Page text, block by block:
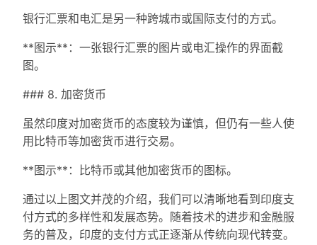
银行汇票和电汇是另一种跨城市或国际支付的方式。
**图示**：一张银行汇票的图片或电汇操作的界面截
图。
### 8. 加密货币
虽然印度对加密货币的态度较为谨慎，但仍有一些人使
用比特币等加密货币进行交易。
**图示**：比特币或其他加密货币的图标。
通过以上图文并茂的介绍，我们可以清晰地看到印度支
付方式的多样性和发展态势。随着技术的进步和金融服
务的普及，印度的支付方式正逐渐从传统向现代转变。